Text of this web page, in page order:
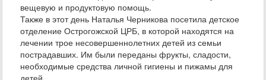
вещевую и продуктовую помощь.
Также в этот день Наталья Черникова посетила детское
отделение Острогожской ЦРБ, в которой находятся на
лечении трое несовершеннолетних детей из семьи
пострадавших. Им были переданы фрукты, сладости,
необходимые средства личной гигиены и пижамы для
детей.